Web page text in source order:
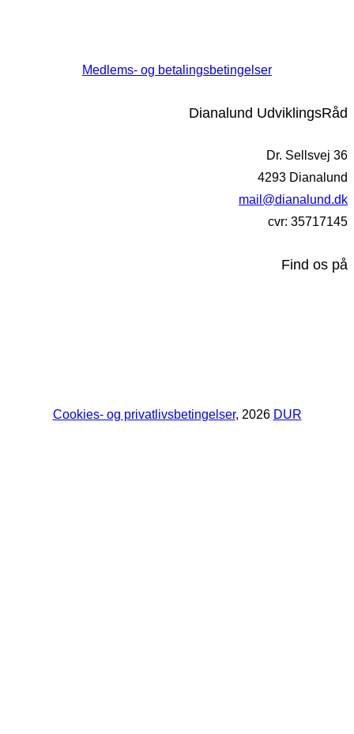
Medlems- og betalingsbetingelser
Dianalund UdviklingsRåd
Dr. Sellsvej 36
4293 Dianalund
mail@dianalund.dk
cvr: 35717145
Find os på
Cookies- og privatlivsbetingelser, 2026 DUR